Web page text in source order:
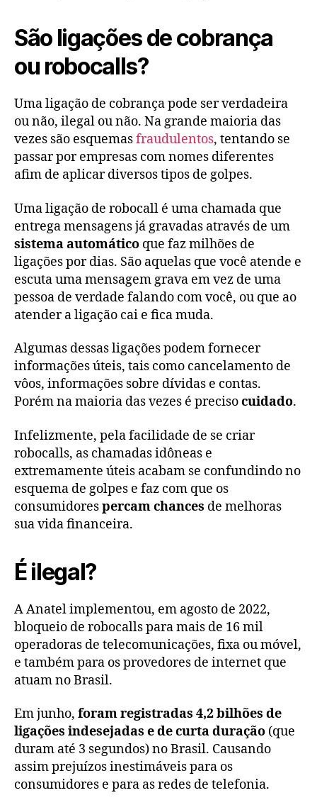
São ligações de cobrança
ou robocalls?
Uma ligação de cobrança pode ser verdadeira
ou não, ilegal ou não. Na grande maioria das
vezes são esquemasfraudulentos, tentando se
passar por empresas com nomes diferentes
afim de aplicar diversos tipos de golpes.
Uma ligação de robocall é uma chamada que
entrega mensagens já gravadas através de um
sistema automático que faz milhões de
ligações por dias. São aquelas que você atende e
escuta uma mensagem grava em vez de uma
pessoa de verdade falando com você, ou que ao
atender a ligação cai e fica muda.
Algumas dessas ligações podem fornecer
informações úteis, tais como cancelamento de
vôos, informações sobre dívidas e contas.
Porém na maioria das vezes é precisocuidado.
Infelizmente, pela facilidade de se criar
robocalls, as chamadas idôneas e
extremamente úteis acabam se confundindo no
esquema de golpes e faz com que os
consumidorespercam chances de melhoras
sua vida financeira.
É ilegal?
A Anatel implementou, em agosto de 2022,
bloqueio de robocalls para mais de 16 mil
operadoras de telecomunicações, fixa ou móvel,
e também para os provedores de internet que
atuam no Brasil.
Em junho, foram registradas 4,2 bilhões de
ligações indesejadas e de curta duração (que
duram até 3 segundos) no Brasil. Causando
assim prejuízos inestimáveis para os
consumidores e para as redes de telefonia.